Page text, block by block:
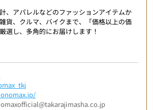
、アパレルなどのファッションアイテムか
貨、クルマ、バイクまで、「価格以上の価
選し、多角的にお届けします！